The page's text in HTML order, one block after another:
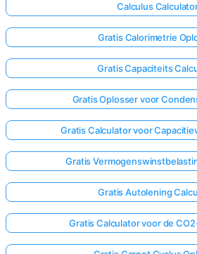
Calculus
Gratis Calorimetrie
Gratis Capaciteits
Gratis Oplosser voor
Gratis Calculator voor
Gratis
Gratis Autolening
Gratis Calculator voor de